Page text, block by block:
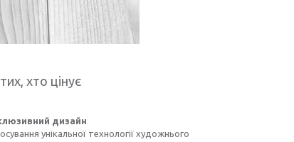
хто цінує
дизайн
унікальної технології художнього